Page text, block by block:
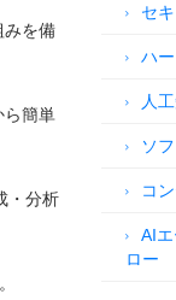
みを備
ら簡単
・分析
セ
ハ
人
ソ
コ
AI
ロー